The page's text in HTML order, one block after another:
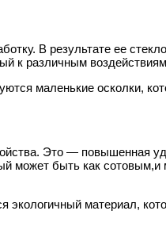
В результате ее
к различным
маленькие осколки,
Это — повышенная
может быть как
материал,